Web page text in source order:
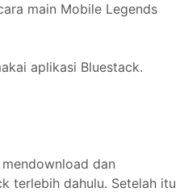
main Mobile Legends
aplikasi Bluestack.
dan
terlebih dahulu. Setelah itu